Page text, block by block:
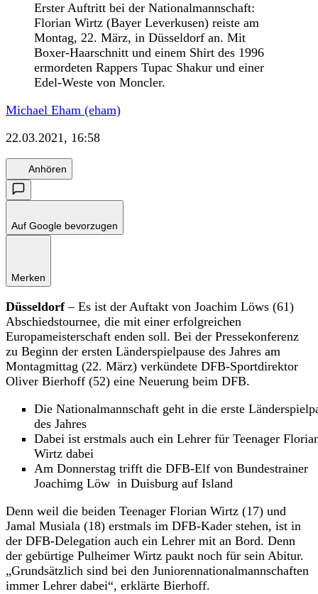
Erster Auftritt bei der Nationalmannschaft:
Florian Wirtz (Bayer Leverkusen) reiste am
Montag, 22. März, in Düsseldorf an. Mit
Boxer-Haarschnitt und einem Shirt des 1996
ermordeten Rappers Tupac Shakur und einer
Edel-Weste von Moncler.
Michael Eham (eham)
22.03.2021, 16:58
Anhören
Auf Google bevorzugen
Merken
Düsseldorf– Es ist der Auftakt von Joachim Löws (61)
Abschiedstournee, die mit einer erfolgreichen
Europameisterschaft enden soll. Bei der Pressekonferenz
zu Beginn der ersten Länderspielpause des Jahres am
Montagmittag (22. März) verkündete DFB-Sportdirektor
Oliver Bierhoff (52) eine Neuerung beim DFB.
Die Nationalmannschaft geht in die erste
des Jahres
Dabei ist erstmals auch ein Lehrer für Teenager
Wirtz dabei
Am Donnerstag trifft die DFB-Elf von Bundestrainer
Joachimg Löw in Duisburg auf Island
Denn weil die beiden Teenager Florian Wirtz (17) und
Jamal Musiala (18) erstmals im DFB-Kader stehen, ist in
der DFB-Delegation auch ein Lehrer mit an Bord. Denn
der gebürtige Pulheimer Wirtz paukt noch für sein Abitur.
„Grundsätzlich sind bei den Juniorennationalmannschaften
immer Lehrer dabei“, erklärte Bierhoff.